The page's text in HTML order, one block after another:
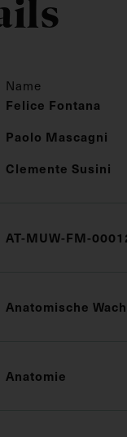
Name
Felice Fontana
Paolo Mascagni
Clemente Susini
AT-MUW-FM-
Anatomische
Anatomie